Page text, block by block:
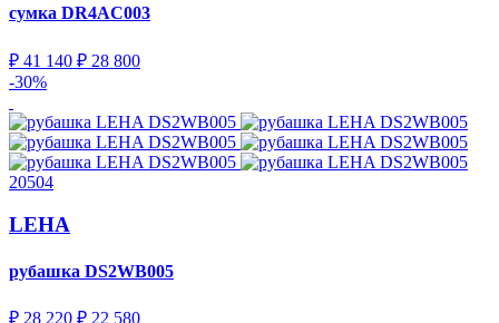
сумка DR4AC003
₽ 41 140 ₽ 28 800
-30%
20504
LEHA
рубашка DS2WB005
₽ 28 220 ₽ 22 580